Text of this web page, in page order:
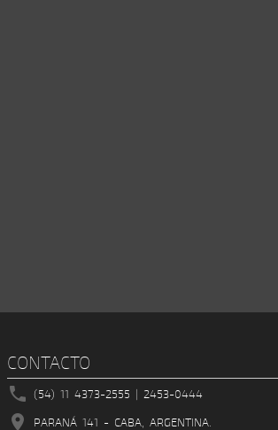
CONTACTO
 (54) 11 4373-2555 | 2453-0444
 PARANÁ 141 - CABA, ARGENTINA.